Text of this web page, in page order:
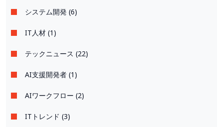
システム開発 (6)
IT人材 (1)
テックニュース (22)
AI支援開発者 (1)
AIワークフロー (2)
ITトレンド (3)